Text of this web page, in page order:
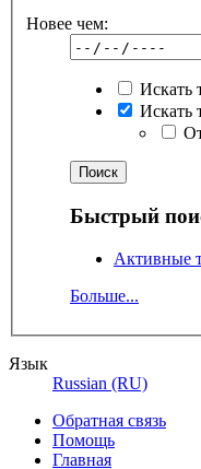
Новее чем:
Искать
Искать
Быстрый
Активные
Больше...
Язык
Russian (RU)
Обратная связь
Помощь
Главная